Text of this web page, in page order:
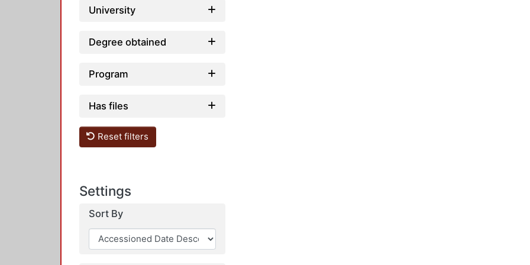
University
Degree obtained
Program
Has files
Reset filters
Settings
Sort By